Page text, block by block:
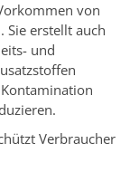
von
erstellt auch
und
Verbraucher